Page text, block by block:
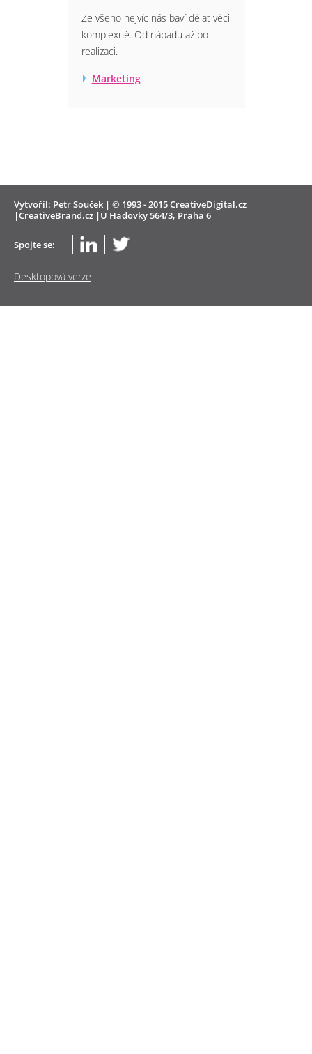
Ze všeho nejvíc nás baví dělat věci
komplexně. Od nápadu až po
realizaci.
Marketing
Vytvořil: Petr Souček | © 1993 - 2015 CreativeDigital.cz
|CreativeBrand.cz |U Hadovky 564/3, Praha 6
Spojte se:
Desktopová verze